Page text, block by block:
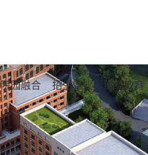
院园融合 招生就业 继续教育